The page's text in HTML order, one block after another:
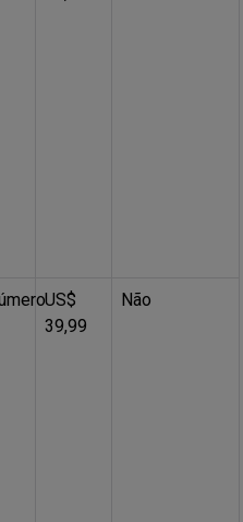
US$
39,99
Não